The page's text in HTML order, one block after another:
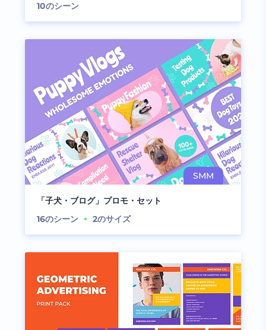
10のシーン
「子犬・ブログ」プロモ・セット
16のシーン 2のサイズ